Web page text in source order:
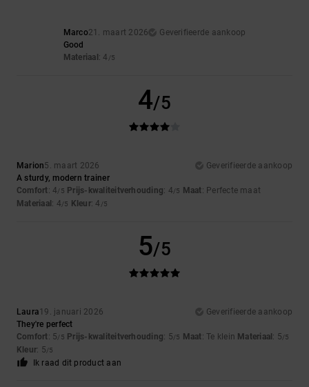
Marco21. maart 2026
Geverifieerde aankoop
Good
Materiaal : 4 /5
4/5
Marion5. maart 2026
Geverifieerde aankoop
A sturdy, modern trainer
Comfort: 4/5 Prijs-kwaliteitverhouding: 4/5 Maat: Perfecte maat
Materiaal : 4/5 Kleur: 4 /5
5/5
Laura19. januari 2026
Geverifieerde aankoop
They're perfect
Comfort: 5/5 Prijs-kwaliteitverhouding: 5/5 Maat: Te klein Materiaal : 5/5
Kleur: 5/5
Ik raad dit product aan